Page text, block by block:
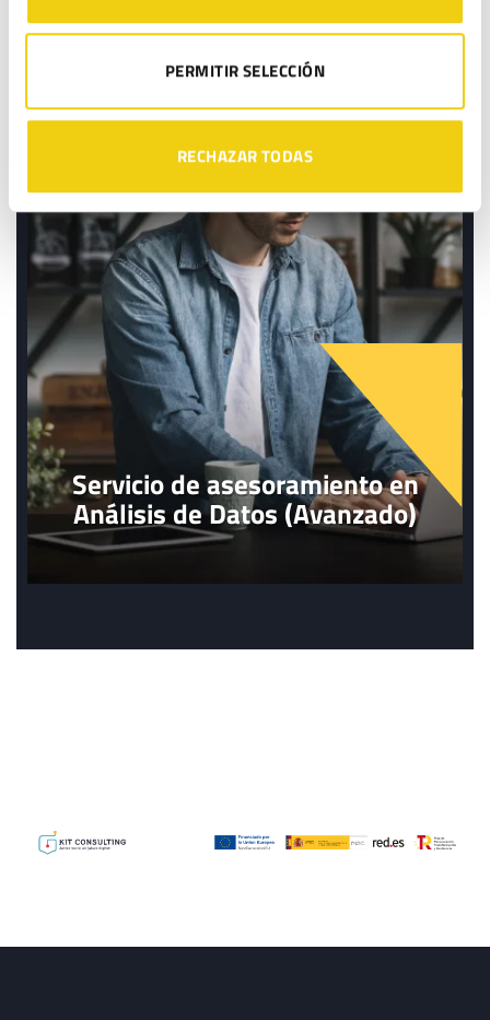
PERMITIR SELECCIÓN
RECHAZAR TODAS
Servicio de asesoramiento en
Análisis de Datos (Básico)
Servicio de asesoramiento en
Análisis de Datos (Avanzado)